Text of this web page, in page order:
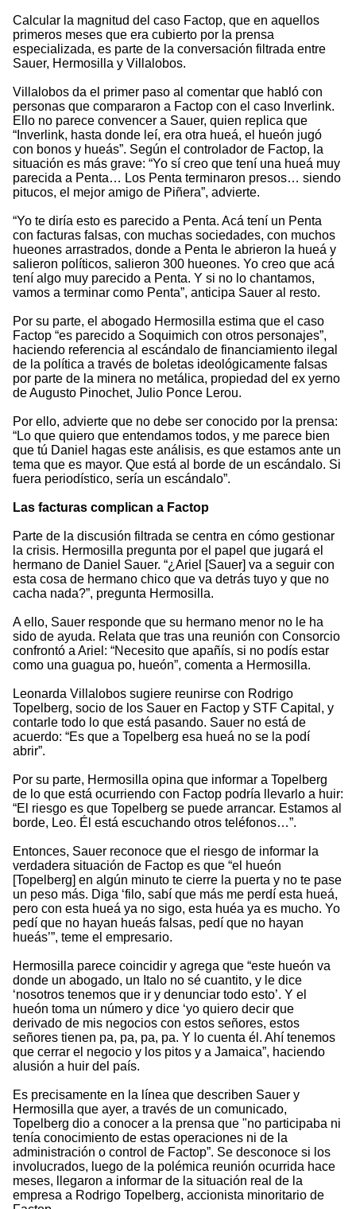
Calcular la magnitud del caso Factop, que en aquellos
primeros meses que era cubierto por la prensa
especializada, es parte de la conversación filtrada entre
Sauer, Hermosilla y Villalobos.
Villalobos da el primer paso al comentar que habló con
personas que compararon a Factop con el caso Inverlink.
Ello no parece convencer a Sauer, quien replica que
“Inverlink, hasta donde leí, era otra hueá, el hueón jugó
con bonos y hueás”. Según el controlador de Factop, la
situación es más grave: “Yo sí creo que tení una hueá muy
parecida a Penta… Los Penta terminaron presos… siendo
pitucos, el mejor amigo de Piñera”, advierte.
“Yo te diría esto es parecido a Penta. Acá tení un Penta
con facturas falsas, con muchas sociedades, con muchos
hueones arrastrados, donde a Penta le abrieron la hueá y
salieron políticos, salieron 300 hueones. Yo creo que acá
tení algo muy parecido a Penta. Y si no lo chantamos,
vamos a terminar como Penta”, anticipa Sauer al resto.
Por su parte, el abogado Hermosilla estima que el caso
Factop “es parecido a Soquimich con otros personajes”,
haciendo referencia al escándalo de financiamiento ilegal
de la política a través de boletas ideológicamente falsas
por parte de la minera no metálica, propiedad del ex yerno
de Augusto Pinochet, Julio Ponce Lerou.
Por ello, advierte que no debe ser conocido por la prensa:
“Lo que quiero que entendamos todos, y me parece bien
que tú Daniel hagas este análisis, es que estamos ante un
tema que es mayor. Que está al borde de un escándalo. Si
fuera periodístico, sería un escándalo”.
Las facturas complican a Factop
Parte de la discusión filtrada se centra en cómo gestionar
la crisis. Hermosilla pregunta por el papel que jugará el
hermano de Daniel Sauer. “¿Ariel [Sauer] va a seguir con
esta cosa de hermano chico que va detrás tuyo y que no
cacha nada?”, pregunta Hermosilla.
A ello, Sauer responde que su hermano menor no le ha
sido de ayuda. Relata que tras una reunión con Consorcio
confrontó a Ariel: “Necesito que apañís, si no podís estar
como una guagua po, hueón”, comenta a Hermosilla.
Leonarda Villalobos sugiere reunirse con Rodrigo
Topelberg, socio de los Sauer en Factop y STF Capital, y
contarle todo lo que está pasando. Sauer no está de
acuerdo: “Es que a Topelberg esa hueá no se la podí
abrir”.
Por su parte, Hermosilla opina que informar a Topelberg
de lo que está ocurriendo con Factop podría llevarlo a huir:
“El riesgo es que Topelberg se puede arrancar. Estamos al
borde, Leo. Él está escuchando otros teléfonos…”.
Entonces, Sauer reconoce que el riesgo de informar la
verdadera situación de Factop es que “el hueón
[Topelberg] en algún minuto te cierre la puerta y no te pase
un peso más. Diga ‘filo, sabí que más me perdí esta hueá,
pero con esta hueá ya no sigo, esta huéa ya es mucho. Yo
pedí que no hayan hueás falsas, pedí que no hayan
hueás’”, teme el empresario.
Hermosilla parece coincidir y agrega que “este hueón va
donde un abogado, un Italo no sé cuantito, y le dice
‘nosotros tenemos que ir y denunciar todo esto’. Y el
hueón toma un número y dice ‘yo quiero decir que
derivado de mis negocios con estos señores, estos
señores tienen pa, pa, pa, pa. Y lo cuenta él. Ahí tenemos
que cerrar el negocio y los pitos y a Jamaica”, haciendo
alusión a huir del país.
Es precisamente en la línea que describen Sauer y
Hermosilla que ayer, a través de un comunicado,
Topelberg dio a conocer a la prensa que "no participaba ni
tenía conocimiento de estas operaciones ni de la
administración o control de Factop”. Se desconoce si los
involucrados, luego de la polémica reunión ocurrida hace
meses, llegaron a informar de la situación real de la
empresa a Rodrigo Topelberg, accionista minoritario de